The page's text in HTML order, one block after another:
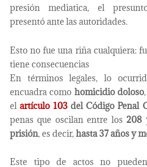
presión mediatica, el
presentó ante las autoridades.
Esto no fue una riña cualquiera:
tiene consecuencias
En términos legales, lo
encuadra como homicidio doloso
elartículo 103del Código Penal
penas que oscilan entre los 208
prisión, es decir, hasta 37 años y
Este tipo de actos no